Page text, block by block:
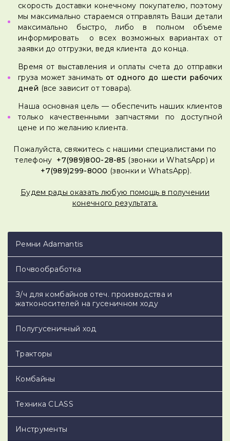
Ремни Adamantis
Почвообработка
З/ч для комбайнов отеч. производства и
жатконосителей на гусеничном ходу
Полугусеничный ход
Тракторы
Комбайны
Техника CLASS
Инструменты
скорость доставки конечному покупателю, поэтому
мы максимально стараемся отправлять Ваши детали
максимально быстро, либо в полном объеме
информировать о всех возможных вариантах от
заявки до отгрузки, ведя клиента до конца.
Время от выставления и оплаты счета до отправки
груза может занимать от одного до шести рабочих
дней (все зависит от товара).
Наша основная цель — обеспечить наших клиентов
только качественными запчастями по доступной
цене и по желанию клиента.
Пожалуйста, свяжитесь с нашими специалистами по
телефону +7(989)800-28-85 (звонки и WhatsApp) и
+7(989)299-8000 (звонки и WhatsApp).
Будем рады оказать любую помощь в получении
конечного результата.